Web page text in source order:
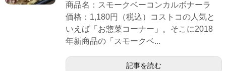
商品名：スモークベーコンカルボナーラ
価格：1,180円（税込）コストコの人気と
いえば「お惣菜コーナー」。そこに2018
年新商品の「スモークベ...
記事を読む